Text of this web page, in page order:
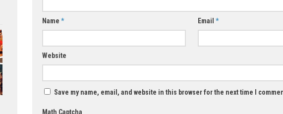
Name * Email*
Website
Save my name, email, and website in this browser for the next time I
Math Captcha